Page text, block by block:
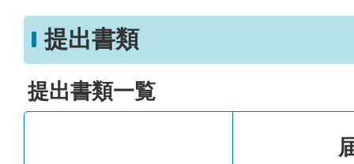
提出書類
提出書類一覧